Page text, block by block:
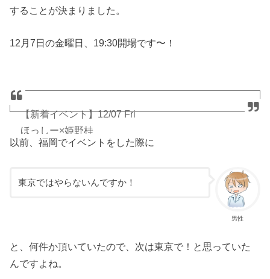
することが決まりました。
12月7日の金曜日、19:30開場です〜！
【新着イベント】12/07 Fri
ほっしー×姫野桂
「うつ・発達障害の『生きづらさ』を『生きやす
『うつを治す努力をしてきたので、効果と難易度で
ーク！pic.twitter.com/ppww2k1Icq
以前、福岡でイベントをした際に
男性
東京ではやらないんですか！
と、何件か頂いていたので、次は東京で！と思っていた
んですよね。